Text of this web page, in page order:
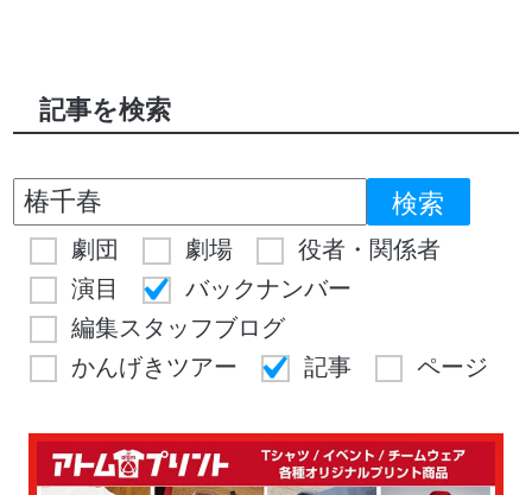
記事を検索
劇団 劇場
役者・関係者
演目
バックナンバー
編集スタッフブログ
かんげきツアー
記事 ページ